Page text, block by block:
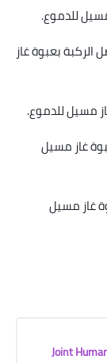
للدموع.
بعبوة غاز
مسيل للدموع.
غاز مسيل
غاز مسيل
Joint